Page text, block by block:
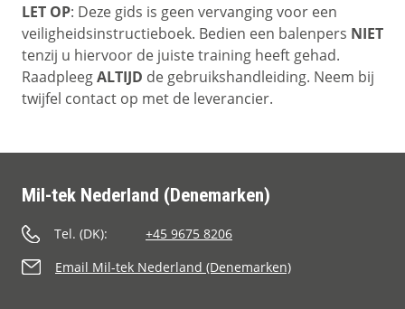
LET OP: Deze gids is geen vervanging voor een
veiligheidsinstructieboek. Bedien een balenpers NIET
tenzij u hiervoor de juiste training heeft gehad.
RaadpleegALTIJD de gebruikshandleiding. Neem bij
twijfel contact op met de leverancier.
Mil-tek Nederland (Denemarken)
Tel. (DK):
+45 9675 8206
Email Mil-tek Nederland (Denemarken)